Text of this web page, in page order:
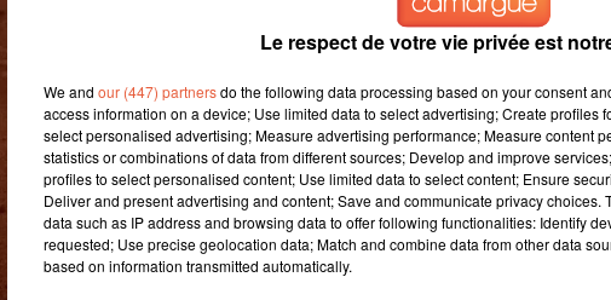
Le respect de votre vie privée est
We and our (447) partnersdo the following data processing based on your consent
access information on a device; Use limited data to select advertising; Create profiles
select personalised advertising; Measure advertising performance; Measure content
statistics or combinations of data from different sources; Develop and improve
profiles to select personalised content; Use limited data to select content; Ensure
Deliver and present advertising and content; Save and communicate privacy
data such as IP address and browsing data to offer following functionalities: Identify
requested; Use precise geolocation data; Match and combine data from other data
based on information transmitted automatically.